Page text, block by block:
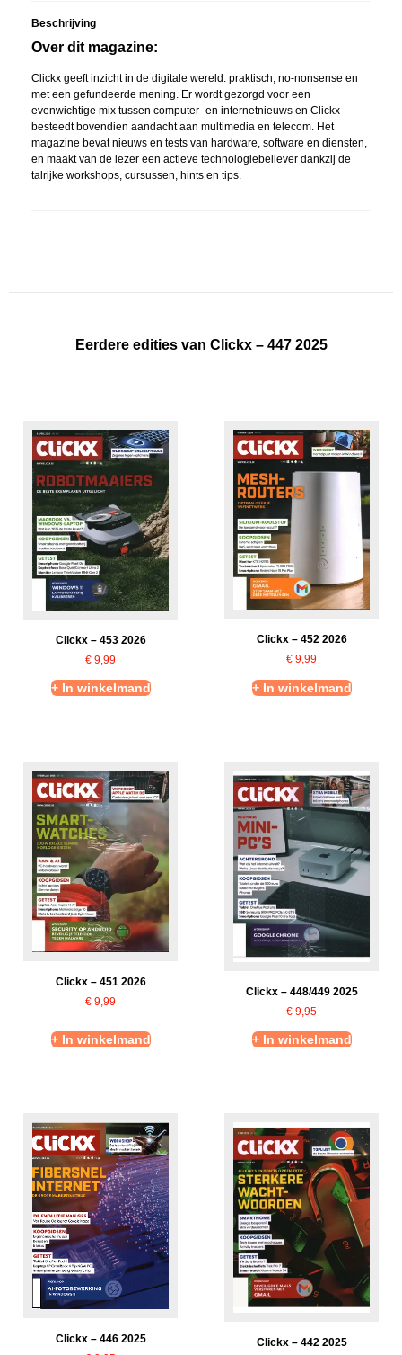
Beschrijving
Over dit magazine:
Clickx geeft inzicht in de digitale wereld: praktisch, no-nonsense en
met een gefundeerde mening. Er wordt gezorgd voor een
evenwichtige mix tussen computer- en internetnieuws en Clickx
besteedt bovendien aandacht aan multimedia en telecom. Het
magazine bevat nieuws en tests van hardware, software en diensten,
en maakt van de lezer een actieve technologiebeliever dankzij de
talrijke workshops, cursussen, hints en tips.
Eerdere edities van Clickx – 447 2025
Clickx – 453 2026
€ 9,99
+ In winkelmand
Clickx – 452 2026
€ 9,99
+ In winkelmand
Clickx – 451 2026
€ 9,99
+ In winkelmand
Clickx – 448/449 2025
€ 9,95
+ In winkelmand
Clickx – 446 2025
Clickx – 442 2025